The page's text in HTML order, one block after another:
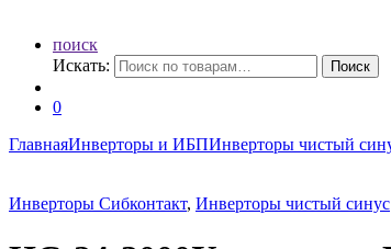
поиск
Искать:
Поиск
0
ГлавнаяИнверторы и ИБПИнверторы чистый
Инверторы Сибконтакт, Инверторы чистый синус